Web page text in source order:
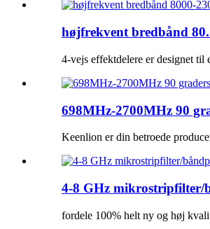
højfrekvent bredbånd
4-vejs effektdelere er designet
698MHz-2700MHz 90
Keenlion er din betroede
4-8 GHz mikrostripfilter/
fordele 100% helt ny og høj